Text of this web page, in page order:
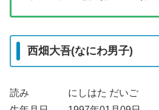
西畑大吾(なにわ男子)
読み にしはた だいご